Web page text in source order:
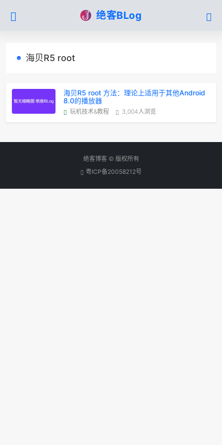
绝客BLog
海贝R5 root
海贝R5 root 方法：理论上适用于其他Android
8.0的播放器
玩机技术&教程 3,004人浏览
绝客博客 © 版权所有
粤ICP备20058212号